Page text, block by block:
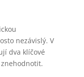
nezávislý. V
dva klíčové